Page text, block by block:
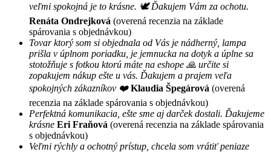
veľmi spokojná je to krásne. 🕊 Ďakujem Vám za ochotu.
Renáta Ondrejková (overená recenzia na základe
spárovania s objednávkou)
Tovar ktorý som si objednala od Vás je nádherný, lampa
prišla v úplnom poriadku, je jemnucka na dotyk a úplne sa
stotožňuje s fotkou ktorú máte na eshope 🙏 určite si
zopakujem nákup ešte u vás. Ďakujem a prajem veľa
spokojných zákazníkov ❤️ Klaudia Špegárová (overená
recenzia na základe spárovania s objednávkou)
Perfektná komunikacia, ešte sme aj darček dostali. Ďakujeme
krásne Eri Fraňová (overená recenzia na základe spárovania
s objednávkou)
Veľmi rýchly a ochotný prístup, chcela som vrátiť peniaze